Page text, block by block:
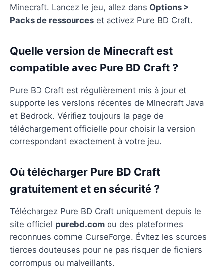
Minecraft. Lancez le jeu, allez dans Options >
Packs de ressources et activez Pure BD Craft.
Quelle version de Minecraft est
compatible avec Pure BD Craft ?
Pure BD Craft est régulièrement mis à jour et
supporte les versions récentes de Minecraft Java
et Bedrock. Vérifiez toujours la page de
téléchargement officielle pour choisir la version
correspondant exactement à votre jeu.
Où télécharger Pure BD Craft
gratuitement et en sécurité ?
Téléchargez Pure BD Craft uniquement depuis le
site officiel purebd.com ou des plateformes
reconnues comme CurseForge. Évitez les sources
tierces douteuses pour ne pas risquer de fichiers
corrompus ou malveillants.